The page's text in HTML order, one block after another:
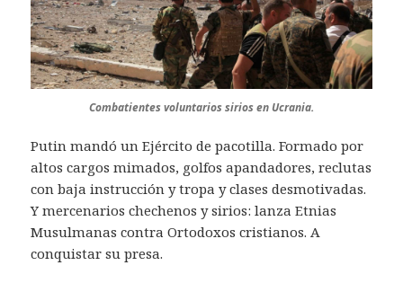
Combatientes voluntarios sirios en Ucrania.
Putin mandó un Ejército de pacotilla. Formado por
altos cargos mimados, golfos apandadores, reclutas
con baja instrucción y tropa y clases desmotivadas.
Y mercenarios chechenos y sirios: lanza Etnias
Musulmanas contra Ortodoxos cristianos. A
conquistar su presa.